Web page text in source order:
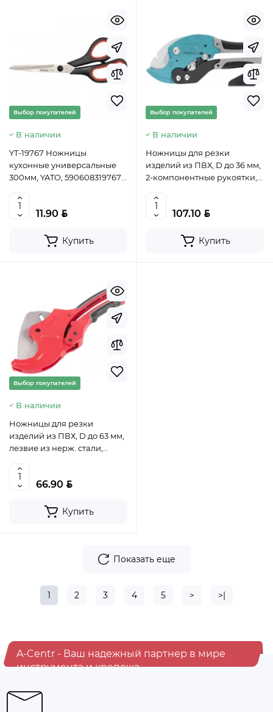
Выбор покупателей
В наличии
YT-19767 Ножницы
кухонные универсальные
300мм, YATO, 5906083197673
11.90 BYN
Купить
Выбор покупателей
В наличии
Ножницы для резки
изделий из ПВХ, D до 36 мм,
2-компонентные рукоятки,
78420
107.10 BYN
Купить
Выбор покупателей
В наличии
Ножницы для резки
изделий из ПВХ, D до 63 мм,
лезвие из нерж. стали,
78419
66.90 BYN
Купить
Показать еще
1 2 3 4 5 > >|
A-Centr - Ваш надежный партнер в мире
инструмента и крепежа